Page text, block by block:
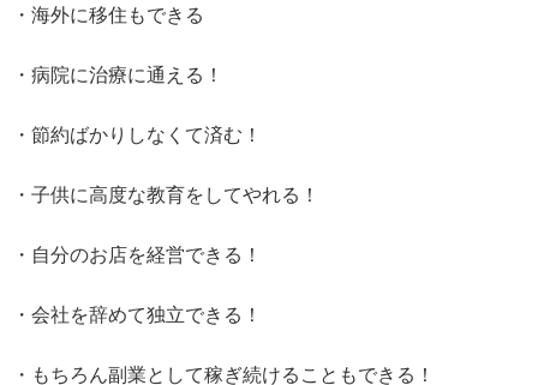
・海外に移住もできる
・病院に治療に通える！
・節約ばかりしなくて済む！
・子供に高度な教育をしてやれる！
・自分のお店を経営できる！
・会社を辞めて独立できる！
・もちろん副業として稼ぎ続けることもできる！